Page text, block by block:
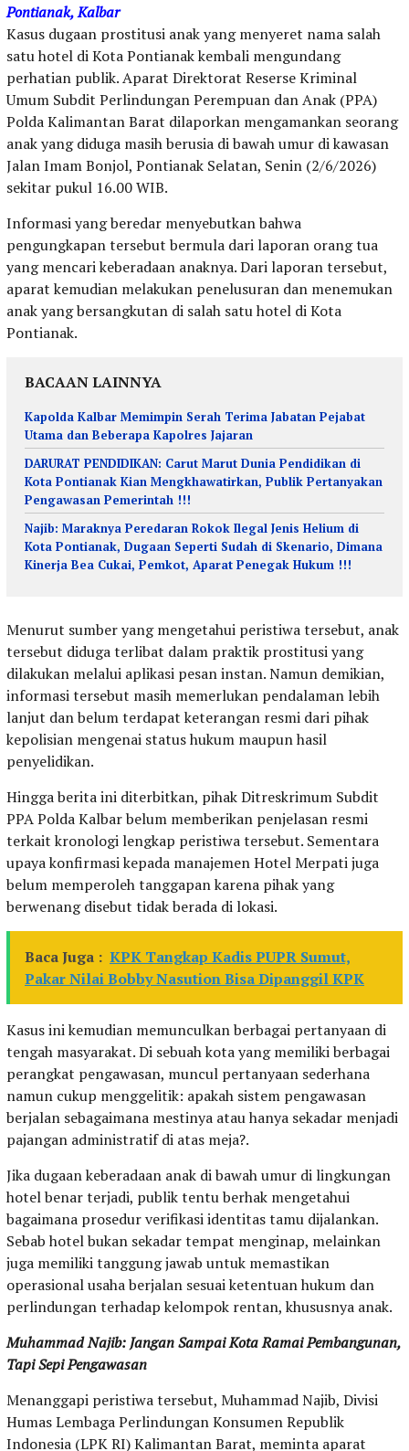
Pontianak, Kalbar
Kasus dugaan prostitusi anak yang menyeret nama salah
satu hotel di Kota Pontianak kembali mengundang
perhatian publik. Aparat Direktorat Reserse Kriminal
Umum Subdit Perlindungan Perempuan dan Anak (PPA)
Polda Kalimantan Barat dilaporkan mengamankan seorang
anak yang diduga masih berusia di bawah umur di kawasan
Jalan Imam Bonjol, Pontianak Selatan, Senin (2/6/2026)
sekitar pukul 16.00 WIB.
Informasi yang beredar menyebutkan bahwa
pengungkapan tersebut bermula dari laporan orang tua
yang mencari keberadaan anaknya. Dari laporan tersebut,
aparat kemudian melakukan penelusuran dan menemukan
anak yang bersangkutan di salah satu hotel di Kota
Pontianak.
BACAAN LAINNYA
Kapolda Kalbar Memimpin Serah Terima Jabatan Pejabat
Utama dan Beberapa Kapolres Jajaran
DARURAT PENDIDIKAN: Carut Marut Dunia Pendidikan di
Kota Pontianak Kian Mengkhawatirkan, Publik Pertanyakan
Pengawasan Pemerintah !!!
Najib: Maraknya Peredaran Rokok Ilegal Jenis Helium di
Kota Pontianak, Dugaan Seperti Sudah di Skenario, Dimana
Kinerja Bea Cukai, Pemkot, Aparat Penegak Hukum !!!
Menurut sumber yang mengetahui peristiwa tersebut, anak
tersebut diduga terlibat dalam praktik prostitusi yang
dilakukan melalui aplikasi pesan instan. Namun demikian,
informasi tersebut masih memerlukan pendalaman lebih
lanjut dan belum terdapat keterangan resmi dari pihak
kepolisian mengenai status hukum maupun hasil
penyelidikan.
Hingga berita ini diterbitkan, pihak Ditreskrimum Subdit
PPA Polda Kalbar belum memberikan penjelasan resmi
terkait kronologi lengkap peristiwa tersebut. Sementara
upaya konfirmasi kepada manajemen Hotel Merpati juga
belum memperoleh tanggapan karena pihak yang
berwenang disebut tidak berada di lokasi.
Baca Juga : KPK Tangkap Kadis PUPR Sumut,
Pakar Nilai Bobby Nasution Bisa Dipanggil KPK
Kasus ini kemudian memunculkan berbagai pertanyaan di
tengah masyarakat. Di sebuah kota yang memiliki berbagai
perangkat pengawasan, muncul pertanyaan sederhana
namun cukup menggelitik: apakah sistem pengawasan
berjalan sebagaimana mestinya atau hanya sekadar menjadi
pajangan administratif di atas meja?.
Jika dugaan keberadaan anak di bawah umur di lingkungan
hotel benar terjadi, publik tentu berhak mengetahui
bagaimana prosedur verifikasi identitas tamu dijalankan.
Sebab hotel bukan sekadar tempat menginap, melainkan
juga memiliki tanggung jawab untuk memastikan
operasional usaha berjalan sesuai ketentuan hukum dan
perlindungan terhadap kelompok rentan, khususnya anak.
Muhammad Najib: Jangan Sampai Kota Ramai Pembangunan,
Tapi Sepi Pengawasan
Menanggapi peristiwa tersebut, Muhammad Najib, Divisi
Humas Lembaga Perlindungan Konsumen Republik
Indonesia (LPK RI) Kalimantan Barat, meminta aparat